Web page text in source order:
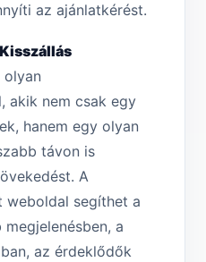
az ajánlatkérést.
akik nem csak egy
hanem egy olyan
távon is
A
weboldal segíthet a
a
az érdeklődők